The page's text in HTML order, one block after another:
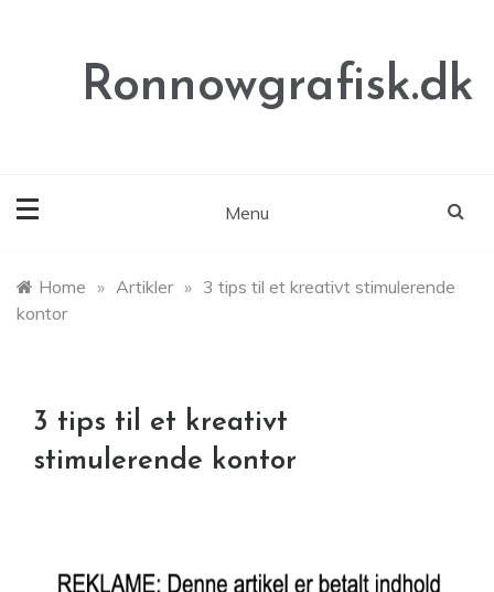
Ronnowgrafisk.dk
Menu
Home » Artikler » 3 tips til et kreativt stimulerende
kontor
3 tips til et kreativt
stimulerende kontor